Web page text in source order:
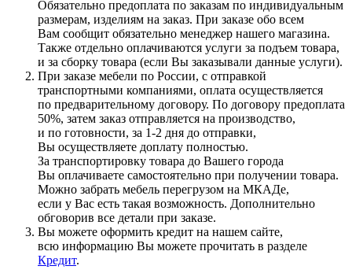
Обязательно предоплата по заказам по индивидуальным
размерам, изделиям на заказ. При заказе обо всем
Вам сообщит обязательно менеджер нашего магазина.
Также отдельно оплачиваются услуги за подъем товара,
и за сборку товара (если Вы заказывали данные услуги).
При заказе мебели по России, с отправкой
транспортными компаниями, оплата осуществляется
по предварительному договору. По договору предоплата
50%, затем заказ отправляется на производство,
и по готовности, за 1-2 дня до отправки,
Вы осуществляете доплату полностью.
За транспортировку товара до Вашего города
Вы оплачиваете самостоятельно при получении товара.
Можно забрать мебель перегрузом на МКАДе,
если у Вас есть такая возможность. Дополнительно
обговорив все детали при заказе.
Вы можете оформить кредит на нашем сайте,
всю информацию Вы можете прочитать в разделе
Кредит.